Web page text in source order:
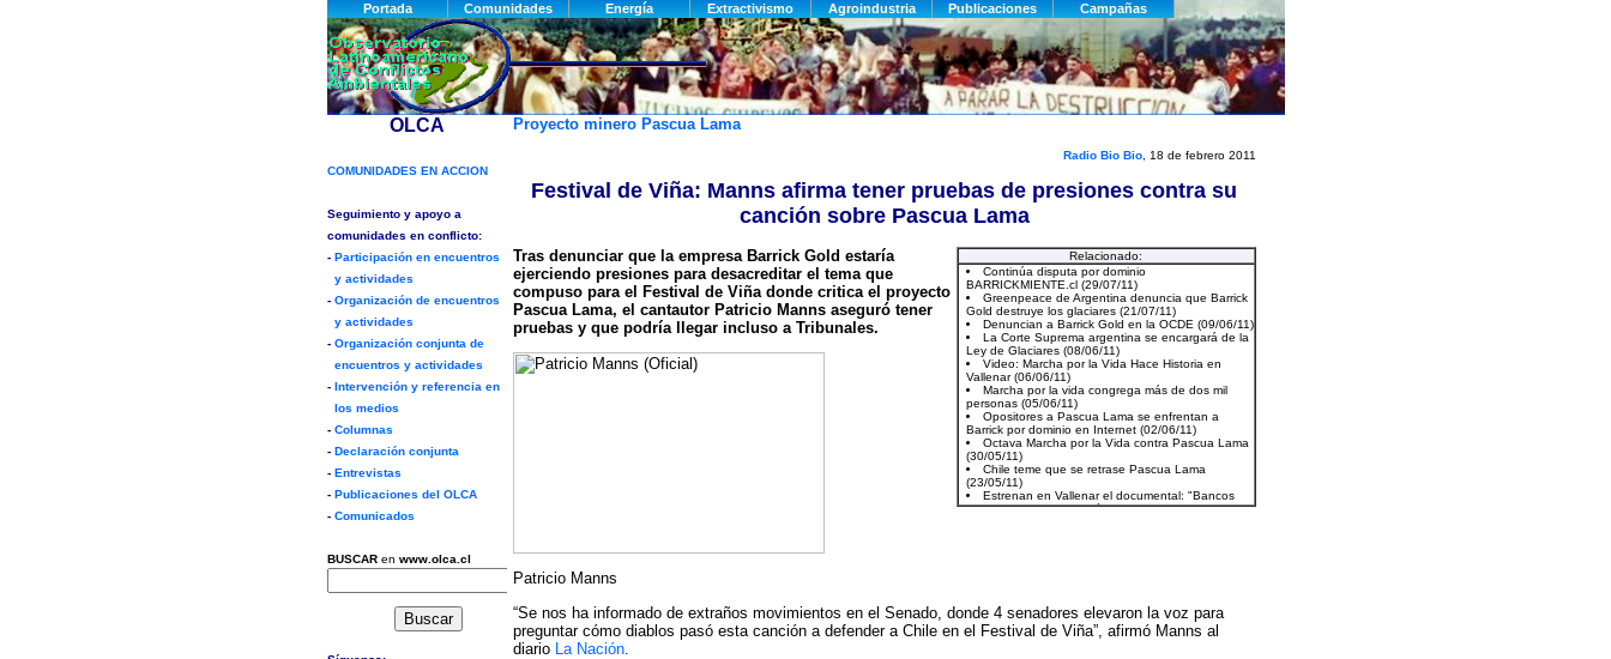
Proyecto minero Pascua Lama
Radio Bio Bio, 18 de febrero 2011
Festival de Viña: Manns afirma tener pruebas de presiones contra su
canción sobre Pascua Lama
Relacionado:
Tras denunciar que la empresa Barrick Gold estaría
ejerciendo presiones para desacreditar el tema que
compuso para el Festival de Viña donde critica el proyecto
Pascua Lama, el cantautor Patricio Manns aseguró tener
pruebas y que podría llegar incluso a Tribunales.
Patricio Manns
“Se nos ha informado de extraños movimientos en el Senado, donde 4 senadores elevaron la voz para
preguntar cómo diablos pasó esta canción a defender a Chile en el Festival de Viña”, afirmó Manns al
diario La Nación.